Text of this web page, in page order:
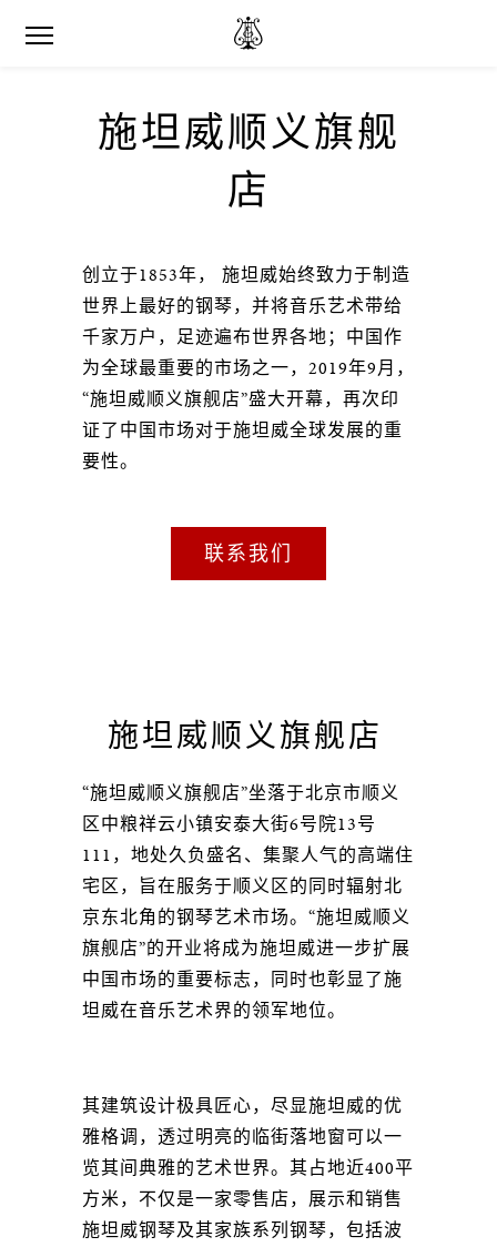
施坦威顺义旗舰
店
创立于1853年， 施坦威始终致力于制造
世界上最好的钢琴，并将音乐艺术带给
千家万户，足迹遍布世界各地；中国作
为全球最重要的市场之一，2019年9月，
“施坦威顺义旗舰店”盛大开幕，再次印
证了中国市场对于施坦威全球发展的重
要性。
联系我们
施坦威顺义旗舰店
“施坦威顺义旗舰店”坐落于北京市顺义
区中粮祥云小镇安泰大街6号院13号
111，地处久负盛名、集聚人气的高端住
宅区，旨在服务于顺义区的同时辐射北
京东北角的钢琴艺术市场。“施坦威顺义
旗舰店”的开业将成为施坦威进一步扩展
中国市场的重要标志，同时也彰显了施
坦威在音乐艺术界的领军地位。
其建筑设计极具匠心，尽显施坦威的优
雅格调，透过明亮的临街落地窗可以一
览其间典雅的艺术世界。其占地近400平
方米，不仅是一家零售店，展示和销售
施坦威钢琴及其家族系列钢琴，包括波